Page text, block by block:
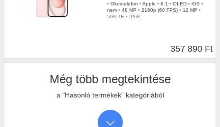
• Okostelefon • Apple • 6.1 • OLED • iOS •
nem • 48 MP • 2160p (60 FPS) • 12 MP •
5G/LTE • IP68
357 890 Ft
Még több megtekintése
a "Hasonló termékek" kategóriából